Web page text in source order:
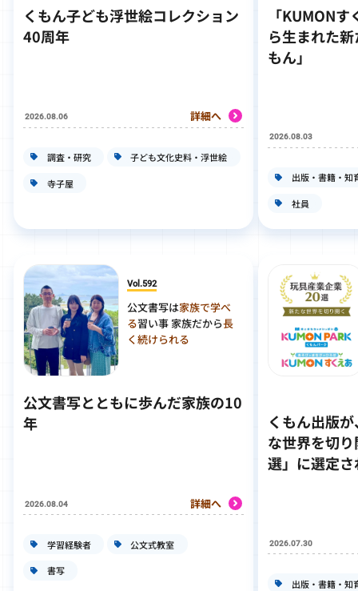
くもん子ども浮世絵コレクション
40周年
2026.08.06 詳細へ
調査・研究 子ども文化史料・浮世絵
寺子屋
Vol.592
公文書写は家族で学べ
る習い事 家族だから長
く続けられる
公文書写とともに歩んだ家族の10
年
2026.08.04 詳細へ
学習経験者 公文式教室
書写
「KUMON
ら生まれた
もん」
2026.08.03
出版・書籍・知
社員
くもん出版
な世界を切
選」に選定
2026.07.30
出版・書籍・知